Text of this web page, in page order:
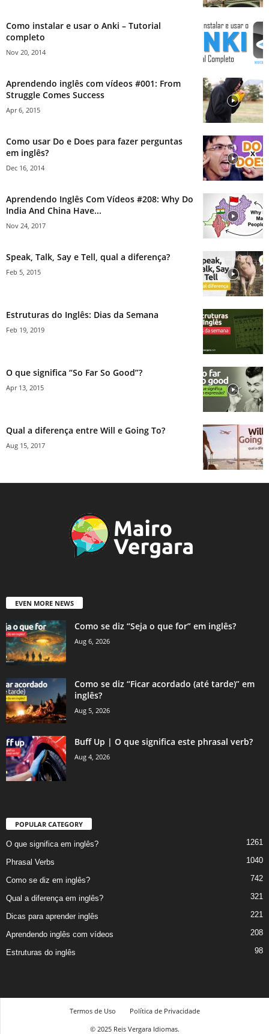
Como instalar e usar o Anki – Tutorial
completo
Nov 20, 2014
Aprendendo inglês com vídeos #001: From
Struggle Comes Success
Apr 6, 2015
Como usar Do e Does para fazer perguntas
em inglês?
Dec 16, 2014
Aprendendo Inglês Com Vídeos #208: Why Do
India And China Have...
Nov 24, 2017
Speak, Talk, Say e Tell, qual a diferença?
Feb 5, 2015
Estruturas do Inglês: Dias da Semana
Feb 19, 2019
O que significa “So Far So Good”?
Apr 13, 2015
Qual a diferença entre Will e Going To?
Aug 15, 2017
EVEN MORE NEWS
Como se diz “Seja o que for” em inglês?
Aug 6, 2026
Como se diz “Ficar acordado (até tarde)” em
inglês?
Aug 5, 2026
Buff Up | O que significa este phrasal verb?
Aug 4, 2026
POPULAR CATEGORY
O que significa em inglês? 1261
Phrasal Verbs 1040
Como se diz em inglês? 742
Qual a diferença em inglês? 321
Dicas para aprender inglês 221
Aprendendo inglês com vídeos 208
Estruturas do inglês 98
Termos de Uso
Política de Privacidade
© 2025 Reis Vergara Idiomas.